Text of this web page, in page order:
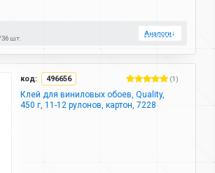
36 шт.
Аналоги↓
код: 496656 (1)
Клей для виниловых обоев, Quality,
450 г, 11-12 рулонов, картон, 7228